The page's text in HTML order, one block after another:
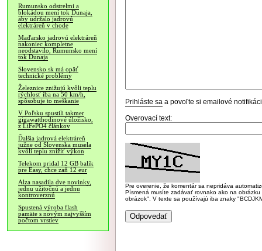
Rumunsko odstrelmi a
blokádou mení tok Dunaja,
aby udržalo jadrovú
elektráreň v chode
Maďarsko jadrovú elektráreň
nakoniec kompletne
neodstavilo, Rumunsko mení
tok Dunaja
Slovensko.sk má opäť
technické problémy
Železnice znižujú kvôli teplu
rýchlosť iba na 50 km/h,
spôsobuje to meškanie
V Poľsku spustili takmer
gigawatthodinové úložisko,
z LiFePO4 článkov
Ďalšia jadrová elektráreň
južne od Slovenska musela
kvôli teplu znížiť výkon
Telekom pridal 12 GB balík
pre Easy, chce zaň 12 eur
Alza nasadila dve novinky,
jednu užitočnú a jednu
kontroverznú
Spustená výroba flash
pamäte s novým najvyšším
počtom vrstiev
Prihláste sa a povoľte si emailové
Overovací text:
Pre overenie, že komentár sa nepridáva
Písmená musíte zadávať rovnako ako na
obrázok". V texte sa používajú iba znaky